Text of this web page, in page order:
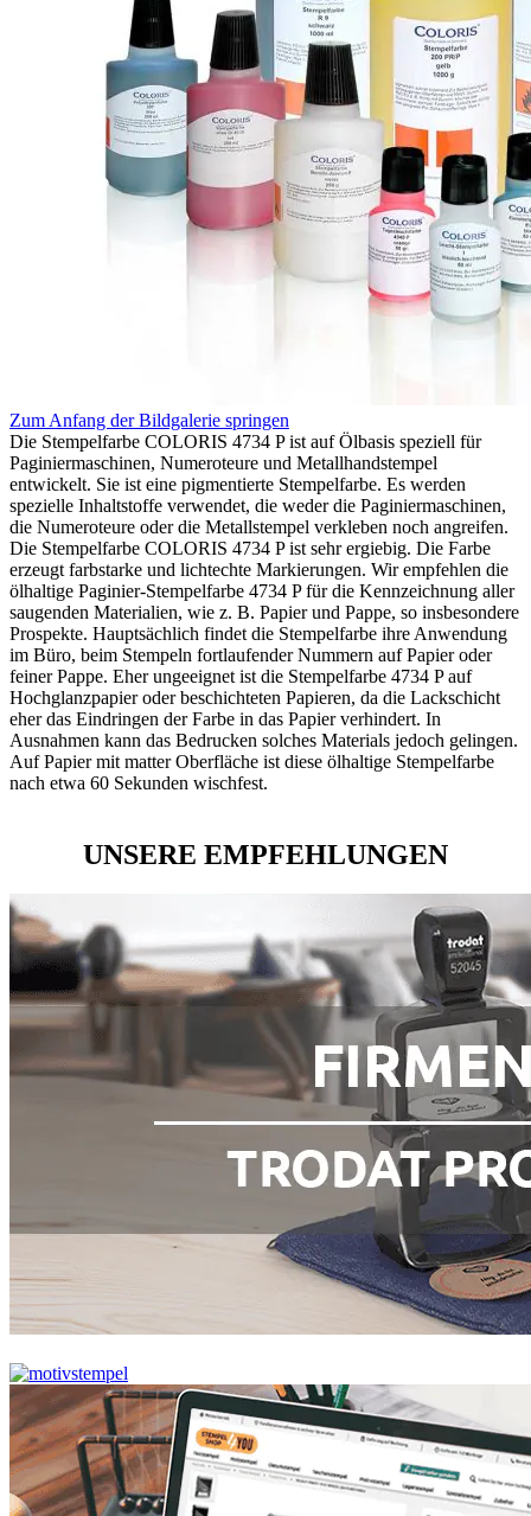
Zum Anfang der Bildgalerie springen
Die Stempelfarbe COLORIS 4734 P ist auf Ölbasis speziell für
Paginiermaschinen, Numeroteure und Metallhandstempel
entwickelt. Sie ist eine pigmentierte Stempelfarbe. Es werden
spezielle Inhaltstoffe verwendet, die weder die Paginiermaschinen,
die Numeroteure oder die Metallstempel verkleben noch angreifen.
Die Stempelfarbe COLORIS 4734 P ist sehr ergiebig. Die Farbe
erzeugt farbstarke und lichtechte Markierungen. Wir empfehlen die
ölhaltige Paginier-Stempelfarbe 4734 P für die Kennzeichnung aller
saugenden Materialien, wie z. B. Papier und Pappe, so insbesondere
Prospekte. Hauptsächlich findet die Stempelfarbe ihre Anwendung
im Büro, beim Stempeln fortlaufender Nummern auf Papier oder
feiner Pappe. Eher ungeeignet ist die Stempelfarbe 4734 P auf
Hochglanzpapier oder beschichteten Papieren, da die Lackschicht
eher das Eindringen der Farbe in das Papier verhindert. In
Ausnahmen kann das Bedrucken solches Materials jedoch gelingen.
Auf Papier mit matter Oberfläche ist diese ölhaltige Stempelfarbe
nach etwa 60 Sekunden wischfest.
UNSERE EMPFEHLUNGEN